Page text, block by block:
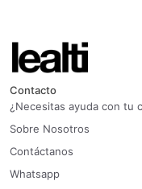
Contacto
¿Necesitas ayuda con tu
Sobre Nosotros
Contáctanos
Whatsapp